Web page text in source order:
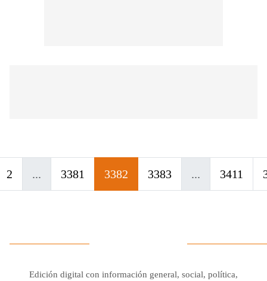
2 ... 3381 3382 3383 ... 3411
Edición digital con información general, social, política,